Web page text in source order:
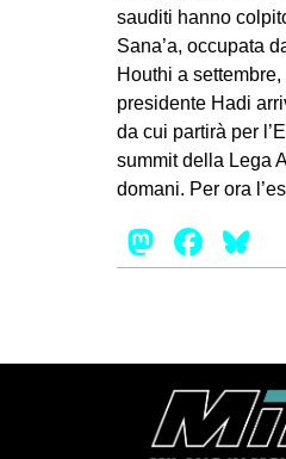
sauditi hanno
Sana’a, occupata
Houthi a settembre,
presidente Hadi
da cui partirà per
summit della Lega
domani. Per ora